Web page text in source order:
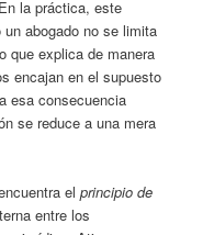
la práctica, este
abogado no se limita
que explica de manera
encajan en el supuesto
esa consecuencia
se reduce a una mera
elprincipio de
entre los